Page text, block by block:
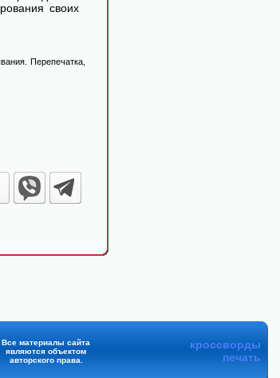
своих
Перепечатка,
Все материалы сайта
являются объектом
авторского права.
кроссворды
печать